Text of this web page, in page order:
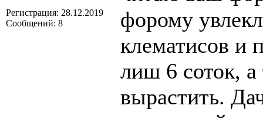
Регистрация: 28.12.2019
Сообщений: 8
форому
клематисов и
лиш 6 соток, а
вырастить.